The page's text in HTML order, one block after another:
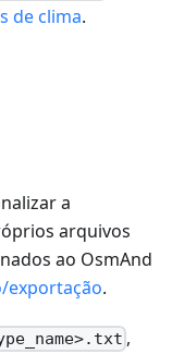
de clima.
a
arquivos
ao OsmAnd
exportação.
,